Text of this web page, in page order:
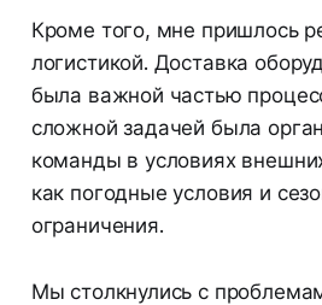
Кроме того, мне пришлось
логистикой. Доставка
была важной частью
сложной задачей была
команды в условиях
как погодные условия и
ограничения.
Мы столкнулись с